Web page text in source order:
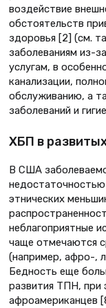
воздействие
обстоятельств
здоровья [2] (см.
заболеваниям из-
услугам, в
канализации,
обслуживанию, а
заболеваний и
ХБП в
В США
этнических
неблагоприятные
чаще отмечаются
(например, афро-,
Бедность еще
развития ТПН, при
афроамериканцев